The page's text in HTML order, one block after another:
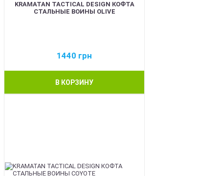
KRAMATAN TACTICAL DESIGN КОФТА
СТАЛЬНЫЕ ВОИНЫ OLIVE
1440 грн
В КОРЗИНУ